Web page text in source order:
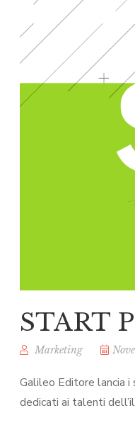
START
Marketing
Galileo Editore lancia
dedicati ai talenti